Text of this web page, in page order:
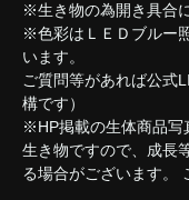
※生き物の為開き具合
※色彩はＬＥＤブルー
います。
ご質問等があれば公式
構です）
※HP掲載の生体商品写
生き物ですので、成長
る場合がございます。